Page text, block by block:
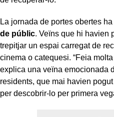
La jornada de portes obertes
de públic. Veïns que hi havien
trepitjar un espai carregat de
cinema o catequesi. “Feia
explica una veïna emocionada
residents, que mai havien
per descobrir-lo per primera